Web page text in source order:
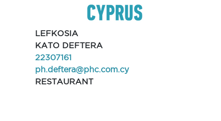
LEFKOSIA
KATO DEFTERA
22307161
ph.deftera@phc.com.cy
RESTAURANT